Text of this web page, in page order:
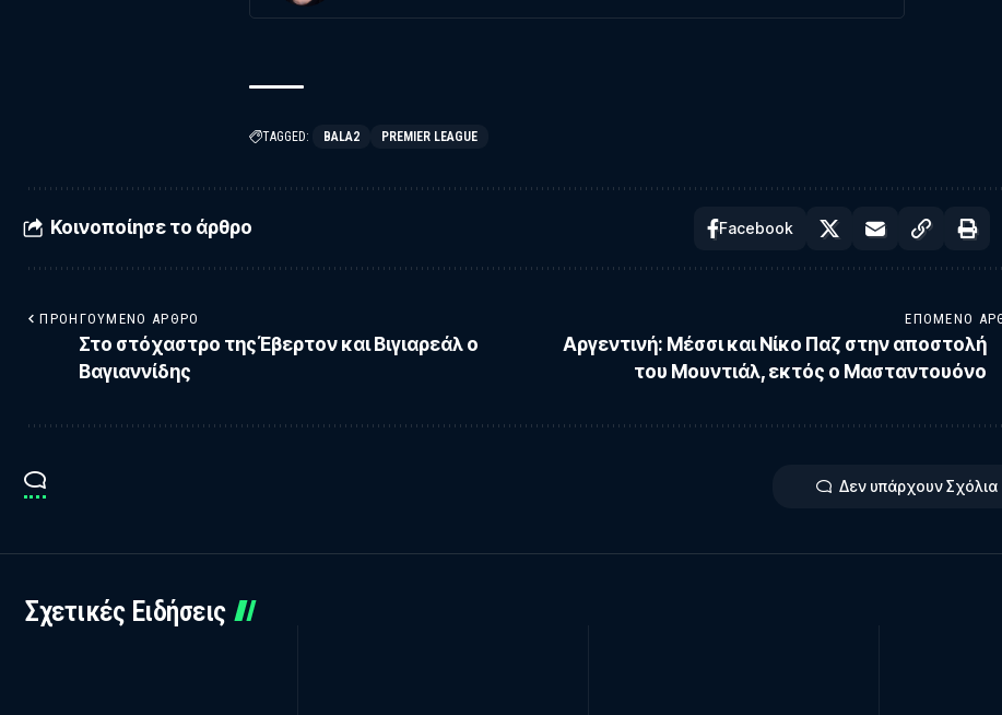
TAGGED: BALA2 PREMIER LEAGUE
Κοινοποίησε το άρθρο Facebook
ΠΡΟΗΓΟΎΜΕΝΟ ΆΡΘΡΟ
Στο στόχαστρο τηςΈβερτον και Βιγιαρεάλ ο
Βαγιαννίδης
ΕΠΌΜΕΝΟ
Aργεντινή: Μέσσι και Νίκο Παζ στην αποστολή
του Μουντιάλ, εκτός ο Μασταντουόνο
Δεν υπάρχουν Σχόλια
Σχετικές Ειδήσεις